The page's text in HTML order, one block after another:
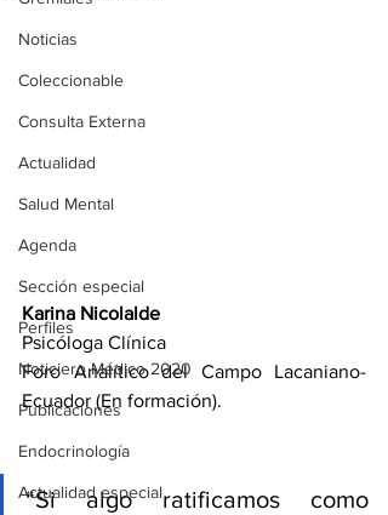
Noticias
Coleccionable
Consulta Externa
Actualidad
Salud Mental
Agenda
Sección especial
Perfiles
Noticiero Médico 2020
Publicaciones
Endocrinología
Actualidad especial
Karina Nicolalde
Psicóloga Clínica
Foro Analítico del Campo Lacaniano-
Ecuador (En formación).
“Si algo ratificamos como